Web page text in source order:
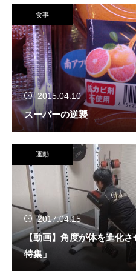
食事
2015.04.10
スーパーの逆襲
運動
2017.04.15
【動画】角度が体を進化
特集」